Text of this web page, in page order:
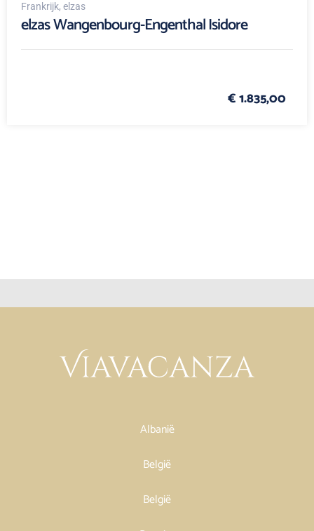
Frankrijk, elzas
elzas Wangenbourg-Engenthal Isidore
€ 1.835,00
Albanië
België
België